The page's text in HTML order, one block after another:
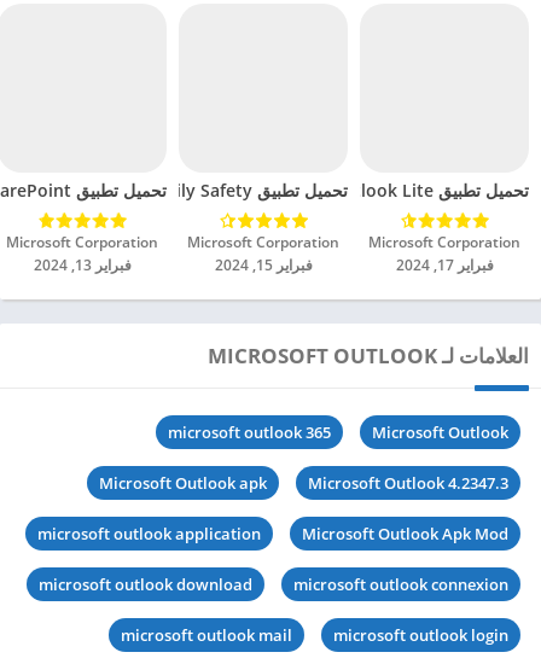
تحميل تطبيق Microsoft Outlook Lite مهكر للاندرويد 2024
Microsoft Corporation‏
فبراير 17, 2024
تحميل تطبيق Microsoft Family Safety مهكر للاندرويد 2024
Microsoft Corporation‏
فبراير 15, 2024
تحميل تطبيق Microsoft SharePoint مهكر للاندرويد 2024
Microsoft Corporation‏
فبراير 13, 2024
العلامات لـ MICROSOFT OUTLOOK
Microsoft Outlook
microsoft outlook 365
Microsoft Outlook 4.2347.3
Microsoft Outlook apk
Microsoft Outlook Apk Mod
microsoft outlook application
microsoft outlook connexion
microsoft outlook download
microsoft outlook login
microsoft outlook mail